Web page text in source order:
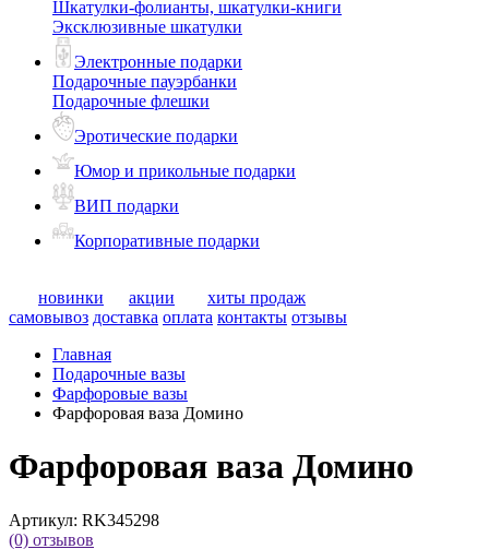
Шкатулки-фолианты, шкатулки-книги
Эксклюзивные шкатулки
Электронные подарки
Подарочные пауэрбанки
Подарочные флешки
Эротические подарки
Юмор и прикольные подарки
ВИП подарки
Корпоративные подарки
новинки акции
хиты продаж
самовывоз доставка оплата контакты отзывы
Главная
Подарочные вазы
Фарфоровые вазы
Фарфоровая ваза Домино
Фарфоровая ваза Домино
Артикул: RK345298
(0) отзывов